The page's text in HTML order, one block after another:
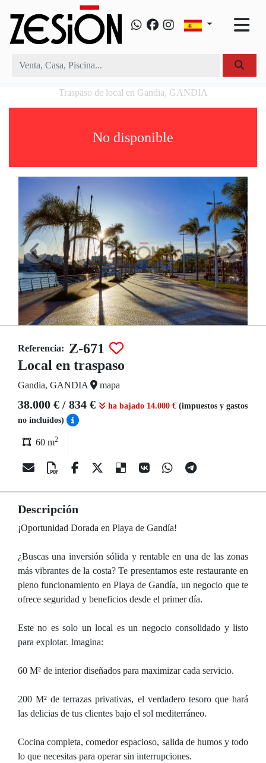
Traspaso de local en Gandia, GANDIA
No disponible
Referencia: Z-671
Local en traspaso
Gandia, GANDIA mapa
38.000 € / 834 € ha bajado 14.000 € (impuestos y gastos
no incluídos)
60 m2
Descripción
¡Oportunidad Dorada en Playa de Gandía!
¿Buscas una inversión sólida y rentable en una de las zonas
más vibrantes de la costa? Te presentamos este restaurante en
pleno funcionamiento en Playa de Gandía, un negocio que te
ofrece seguridad y beneficios desde el primer día.
Este no es solo un local es un negocio consolidado y listo
para explotar. Imagina:
60 M² de interior diseñados para maximizar cada servicio.
200 M² de terrazas privativas, el verdadero tesoro que hará
las delicias de tus clientes bajo el sol mediterráneo.
Cocina completa, comedor espacioso, salida de humos y todo
lo que necesitas para operar sin interrupciones.